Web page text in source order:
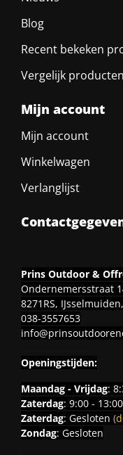
Blog
Recent bekeken
Vergelijk
Mijn account
Mijn account
Winkelwagen
Verlanglijst
Prins Outdoor &
Ondernemersstraat
8271RS,
038-3557653
Openingstijden:
Maandag - Vrijdag:
Zaterdag: 9:00 - 13:00
Zaterdag: Gesloten
Zondag: Gesloten